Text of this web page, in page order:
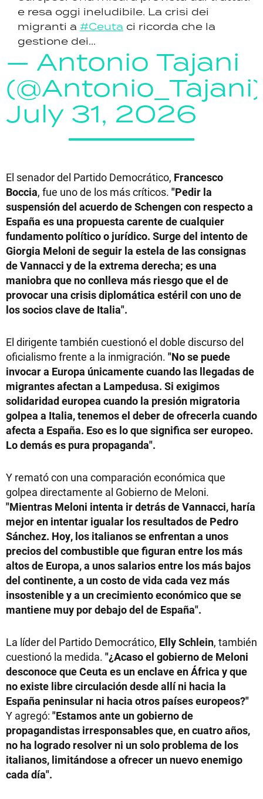
e resa oggi ineludibile. La crisi dei
migranti a #Ceuta ci ricorda che la
gestione dei...
— Antonio Tajani
(@Antonio_Tajani)
July 31, 2026
El senador del Partido Democrático, Francesco
Boccia, fue uno de los más críticos. "Pedir la
suspensión del acuerdo de Schengen con respecto a
España es una propuesta carente de cualquier
fundamento político o jurídico. Surge del intento de
Giorgia Meloni de seguir la estela de las consignas
de Vannacci y de la extrema derecha; es una
maniobra que no conlleva más riesgo que el de
provocar una crisis diplomática estéril con uno de
los socios clave de Italia".
El dirigente también cuestionó el doble discurso del
oficialismo frente a la inmigración. "No se puede
invocar a Europa únicamente cuando las llegadas de
migrantes afectan a Lampedusa. Si exigimos
solidaridad europea cuando la presión migratoria
golpea a Italia, tenemos el deber de ofrecerla cuando
afecta a España. Eso es lo que significa ser europeo.
Lo demás es pura propaganda".
Y remató con una comparación económica que
golpea directamente al Gobierno de Meloni.
"Mientras Meloni intenta ir detrás de Vannacci, haría
mejor en intentar igualar los resultados de Pedro
Sánchez. Hoy, los italianos se enfrentan a unos
precios del combustible que figuran entre los más
altos de Europa, a unos salarios entre los más bajos
del continente, a un costo de vida cada vez más
insostenible y a un crecimiento económico que se
mantiene muy por debajo del de España".
La líder del Partido Democrático, Elly Schlein, también
cuestionó la medida. "¿Acaso el gobierno de Meloni
desconoce que Ceuta es un enclave en África y que
no existe libre circulación desde allí ni hacia la
España peninsular ni hacia otros países europeos?"
Y agregó: "Estamos ante un gobierno de
propagandistas irresponsables que, en cuatro años,
no ha logrado resolver ni un solo problema de los
italianos, limitándose a ofrecer un nuevo enemigo
cada día".